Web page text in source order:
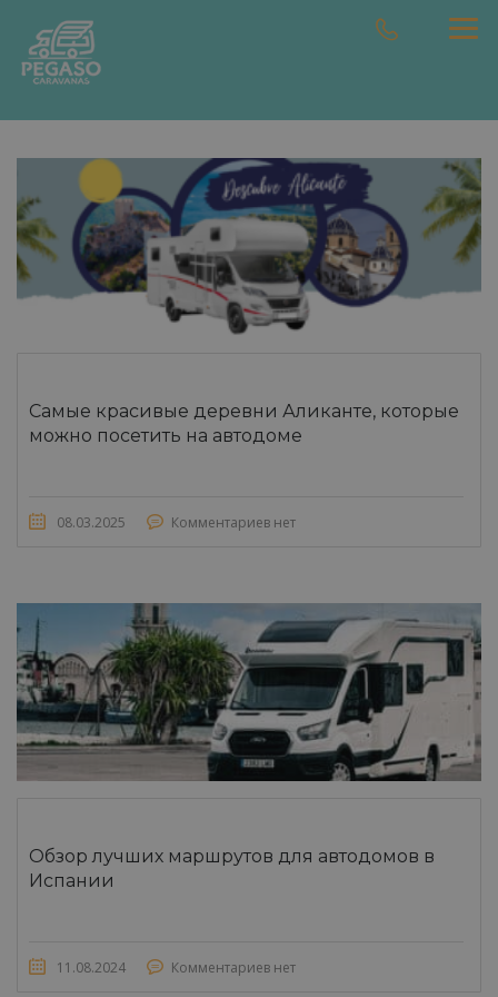
Самые красивые деревни Аликанте, которые
можно посетить на автодоме
08.03.2025 Комментариев нет
Обзор лучших маршрутов для автодомов в
Испании
11.08.2024 Комментариев нет